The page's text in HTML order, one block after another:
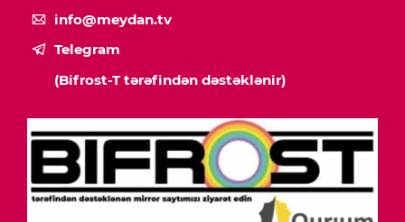
info@meydan.tv
Telegram
(Bifrost-T tərəfindən dəstəklənir)